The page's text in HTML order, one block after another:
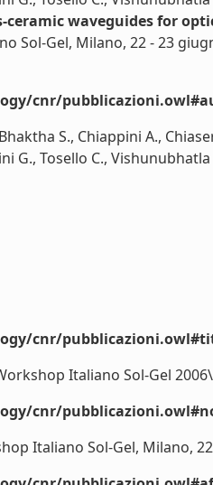
ceramic waveguides for
Sol-Gel, Milano, 22 - 23
cnr/
S., Chiappini A.,
G., Tosello C.,
cnr/
Italiano Sol-Gel
cnr/
Italiano Sol-Gel, Milano,